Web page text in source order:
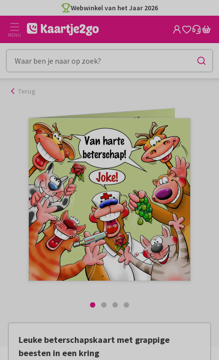
naar
inhoud
Webwinkel van het Jaar 2026
MENU
Terug
Leuke beterschapskaart met grappige
beesten in een kring